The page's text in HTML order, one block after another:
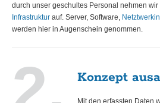
durch unser geschultes Personal nehmen wir
Infrastruktur auf. Server, Software,
werden hier in Augenschein genommen.
Konzept
Mit den erfassten Daten